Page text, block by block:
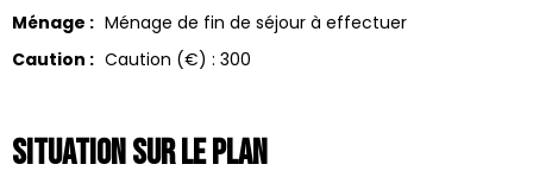
Ménage : Ménage de fin de séjour à effectuer
Caution : Caution (€) : 300
Situation sur le Plan